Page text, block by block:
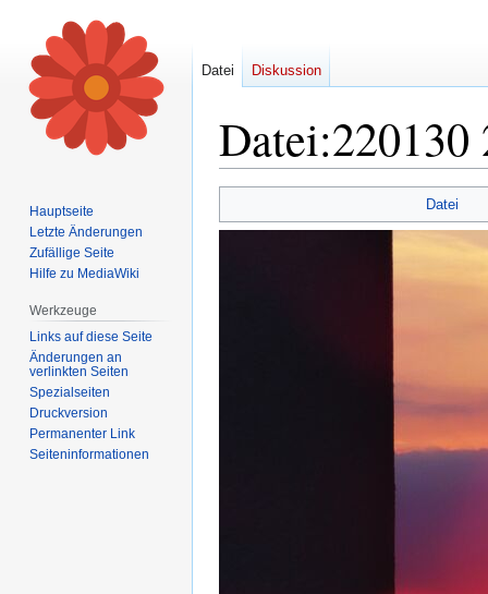
Datei:220130
Navigation
Suche
Datei
Datei Diskussion
Hauptseite
Letzte Änderungen
Zufällige Seite
Hilfe zu MediaWiki
Werkzeuge
Links auf diese Seite
Änderungen an
verlinkten Seiten
Spezialseiten
Druckversion
Permanenter Link
Seiten­informationen